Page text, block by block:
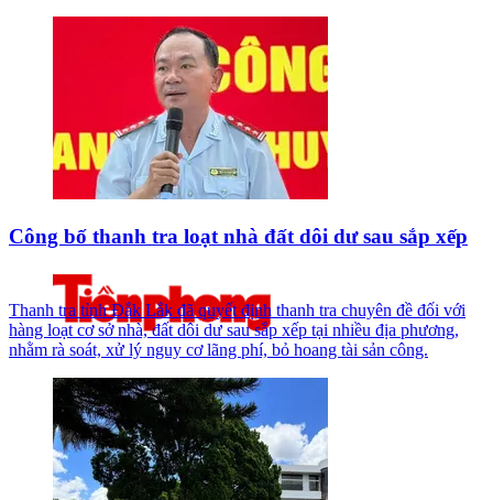
Công bố thanh tra loạt nhà đất dôi dư sau sắp xếp
Thanh tra tỉnh Đắk Lắk đã quyết định thanh tra chuyên đề đối với
hàng loạt cơ sở nhà, đất dôi dư sau sắp xếp tại nhiều địa phương,
nhằm rà soát, xử lý nguy cơ lãng phí, bỏ hoang tài sản công.